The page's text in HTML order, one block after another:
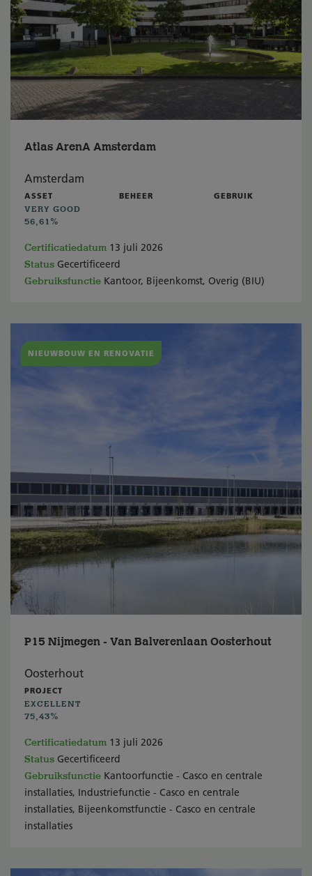
Atlas ArenA Amsterdam
Amsterdam
ASSET
VERY GOOD
56,61%
BEHEER GEBRUIK
Certificatiedatum 13 juli 2026
Status Gecertificeerd
Gebruiksfunctie Kantoor, Bijeenkomst, Overig (BIU)
NIEUWBOUW EN RENOVATIE
P15 Nijmegen - Van Balverenlaan Oosterhout
Oosterhout
PROJECT
EXCELLENT
75,43%
Certificatiedatum 13 juli 2026
Status Gecertificeerd
Gebruiksfunctie Kantoorfunctie - Casco en centrale
installaties, Industriefunctie - Casco en centrale
installaties, Bijeenkomstfunctie - Casco en centrale
installaties